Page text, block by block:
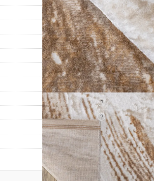
352 000
7 мм
1500 г/м²
Palermo
10150A
Гостиная,
На пол
?
Джутовая
?
80
150